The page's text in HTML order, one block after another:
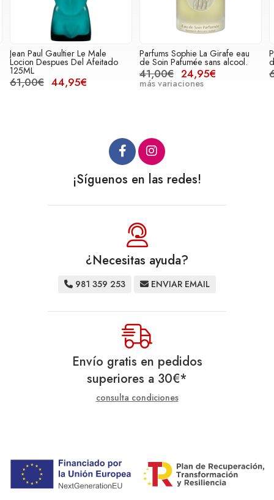
Jean Paul Gaultier Le Male
Locion Despues Del Afeitado
125ML
61,00€ 44,95€
Parfums Sophie La Girafe eau
de Soin Pafumée sans alcool.
41,00€ 24,95€
más variaciones
¡Síguenos en las redes!
¿Necesitas ayuda?
981 359 253 ENVIAR EMAIL
Envío gratis en pedidos
superiores a 30€*
consulta condiciones